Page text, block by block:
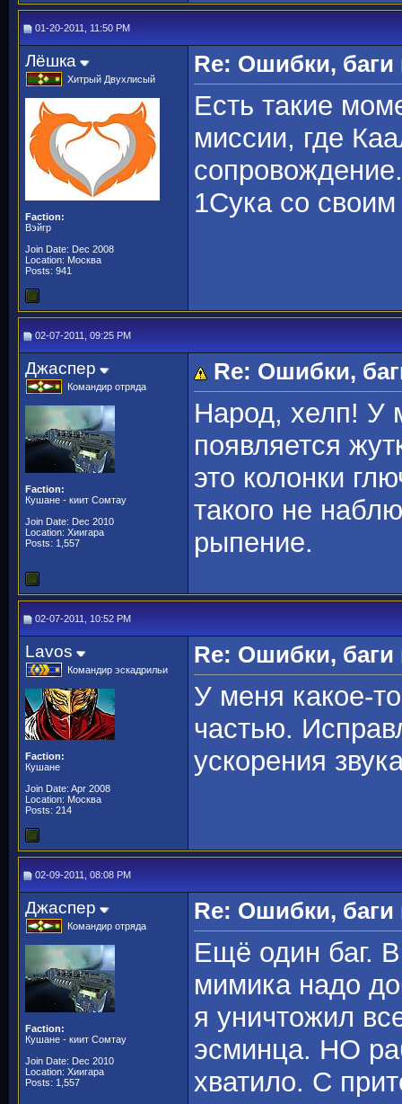
01-20-2011, 11:50 PM
Лёшка
Хитрый Двухлисый
Faction:
Вэйгр
Join Date: Dec 2008
Location: Москва
Posts: 941
Re: Ошибки, баги
Есть такие
миссии, где
1Сука со
02-07-2011, 09:25 PM
Джаспер
Командир отряда
Faction:
Кушане - киит Сомтау
Join Date: Dec 2010
Location: Хиигара
Posts: 1,557
Re: Ошибки,
Народ, хелп! У
появляется
это колонки
такого не
рыпение.
02-07-2011, 10:52 PM
Lavos
Командир эскадрильи
Faction:
Кушане
Join Date: Apr 2008
Location: Москва
Posts: 214
Re: Ошибки, баги
У меня какое-
частью.
ускорения
02-09-2011, 08:08 PM
Джаспер
Командир отряда
Faction:
Кушане - киит Сомтау
Join Date: Dec 2010
Location: Хиигара
Posts: 1,557
Re: Ошибки, баги
Ещё один баг.
мимика надо
я уничтожил
эсминца. НО
хватило. С